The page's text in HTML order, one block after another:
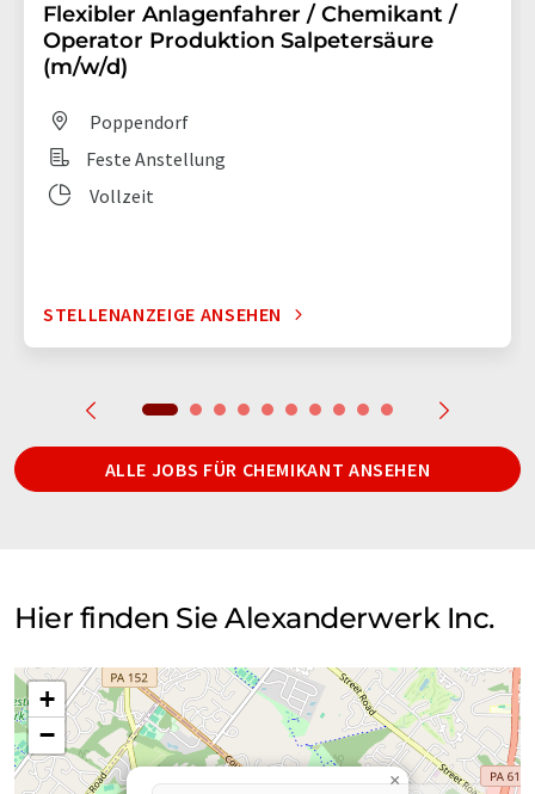
Flexibler Anlagenfahrer / Chemikant /
Operator Produktion Salpetersäure
(m/w/d)
Poppendorf
Feste Anstellung
Vollzeit
STELLENANZEIGE ANSEHEN
ALLE JOBS FÜR CHEMIKANT ANSEHEN
Hier finden Sie Alexanderwerk Inc.
×
+
−